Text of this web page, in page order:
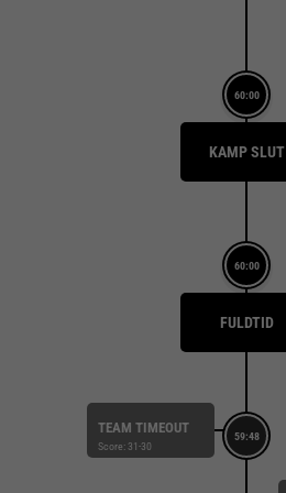
60:00
KAMP SLUT
60:00
FULDTID
59:48
TEAM TIMEOUT
Score: 31-30